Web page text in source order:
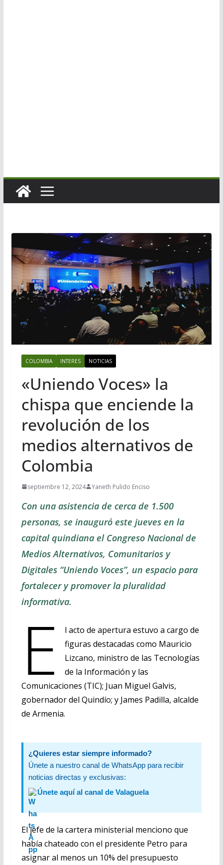
COLOMBIA INTERES NOTICIAS
«Uniendo Voces» la
chispa que enciende la
revolución de los
medios alternativos de
Colombia
septiembre 12, 2024 Yaneth Pulido Enciso
Con una asistencia de cerca de 1.500
personas, se inauguró este jueves en la
capital quindiana el Congreso Nacional de
Medios Alternativos, Comunitarios y
Digitales “Uniendo Voces”, un espacio para
fortalecer y promover la pluralidad
informativa.
E
l acto de apertura estuvo a cargo de
figuras destacadas como Mauricio
Lizcano, ministro de las Tecnologías
de la Información y las
Comunicaciones (TIC); Juan Miguel Galvis,
gobernador del Quindío; y James Padilla, alcalde
de Armenia.
¿Quieres estar siempre informado?
Únete a nuestro canal de WhatsApp para recibir
noticias directas y exclusivas:
Únete aquí al canal de Valaguela
El jefe de la cartera ministerial menciono que
había chateado con el presidente Petro para
asignar al menos un 10% del presupuesto